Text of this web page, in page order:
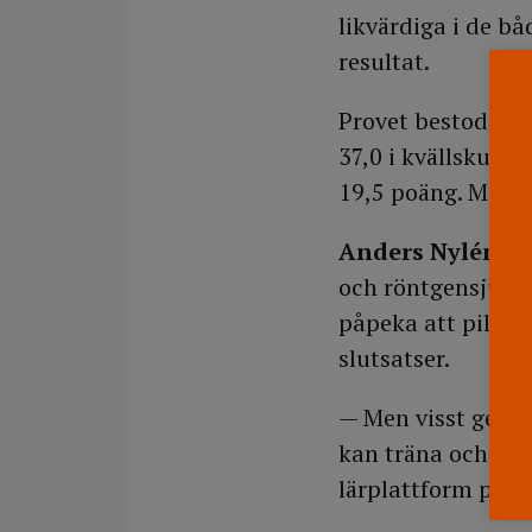
likvärdiga i de
resultat.
Provet bestod av
37,0 i
19,5 poäng.
Anders Nylén,
och
påpeka att
slutsatser.
— Men visst ger
kan träna och
lärplattform på